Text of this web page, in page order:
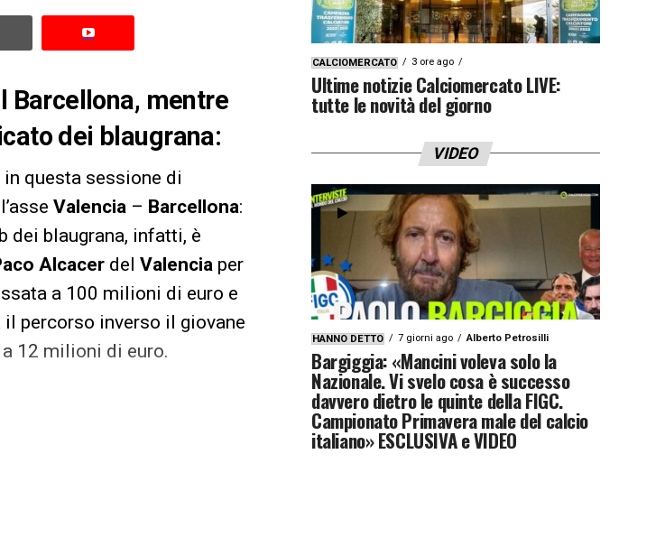
mentre
dei blaugrana:
in questa sessione di
Valencia – Barcellona:
dei blaugrana, infatti, è
Alcacer del Valencia per
a 100 milioni di euro e
percorso inverso il giovane
12 milioni di euro.
CALCIOMERCATO 3 ore ago
Ultime notizie Calciomercato LIVE:
tutte le novità del giorno
VIDEO
HANNO DETTO 7 giorni ago Alberto Petrosilli
Bargiggia: «Mancini voleva solo la
Nazionale. Vi svelo cosa è successo
davvero dietro le quinte della FIGC.
Campionato Primavera male del calcio
italiano» ESCLUSIVA e VIDEO